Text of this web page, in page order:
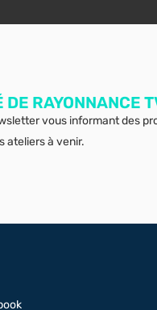
RAYONNANCE
vous informant des
ateliers à venir.